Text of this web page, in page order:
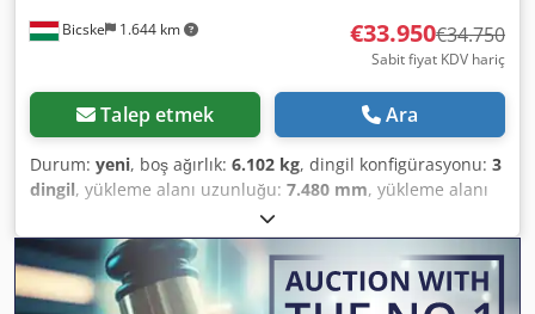
Bicske 1.644 km €33.950€34.750
Sabit fiyat KDV hariç
Talep etmek Ara
Durum: yeni, boş ağırlık: 6.102 kg, dingil konfigürasyonu: 3
dingil, yükleme alanı uzunluğu: 7.480 mm, yükleme alanı
, yükleme alanı yüksekliği:
yükleme alanı hacmi:26 m³, süspansiyon:hava, lastik
boyutu:385/65 R22,5 , Üretim yılı:2026 , Donanım:ABS, Boş
ağırlık: 6102 kg, Yükleme alanı (U G Y): 7.480 mm x 2.354